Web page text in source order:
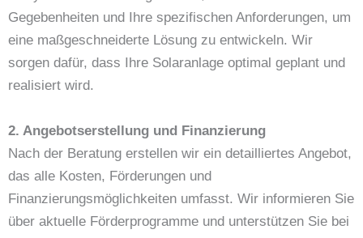
Gegebenheiten und Ihre spezifischen Anforderungen, um
eine maßgeschneiderte Lösung zu entwickeln. Wir
sorgen dafür, dass Ihre Solaranlage optimal geplant und
realisiert wird.
2. Angebotserstellung und Finanzierung
Nach der Beratung erstellen wir ein detailliertes Angebot,
das alle Kosten, Förderungen und
Finanzierungsmöglichkeiten umfasst. Wir informieren Sie
über aktuelle Förderprogramme und unterstützen Sie bei